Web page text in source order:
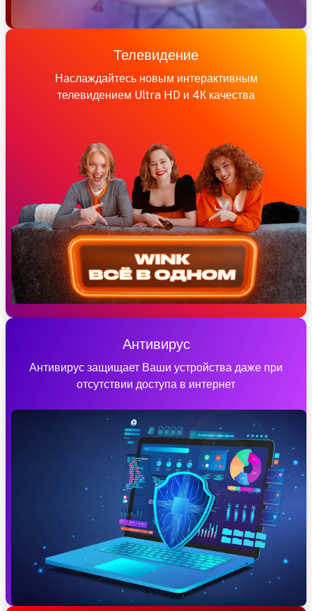
Телевидение
Наслаждайтесь новым интерактивным
телевидением Ultra HD и 4К качества
Антивирус
Антивирус защищает Ваши устройства даже при
отсутствии доступа в интернет